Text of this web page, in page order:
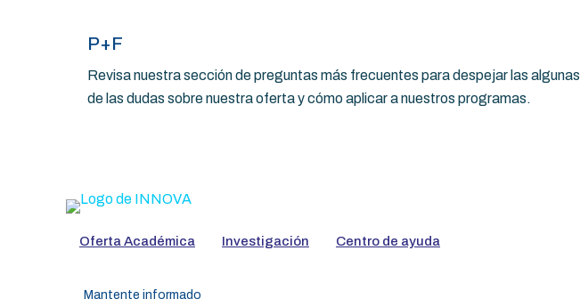
P+F
Revisa nuestra sección de preguntas más frecuentes para despejar las algunas
de las dudas sobre nuestra oferta y cómo aplicar a nuestros programas.
Oferta Académica Investigación Centro de ayuda
Mantente informado